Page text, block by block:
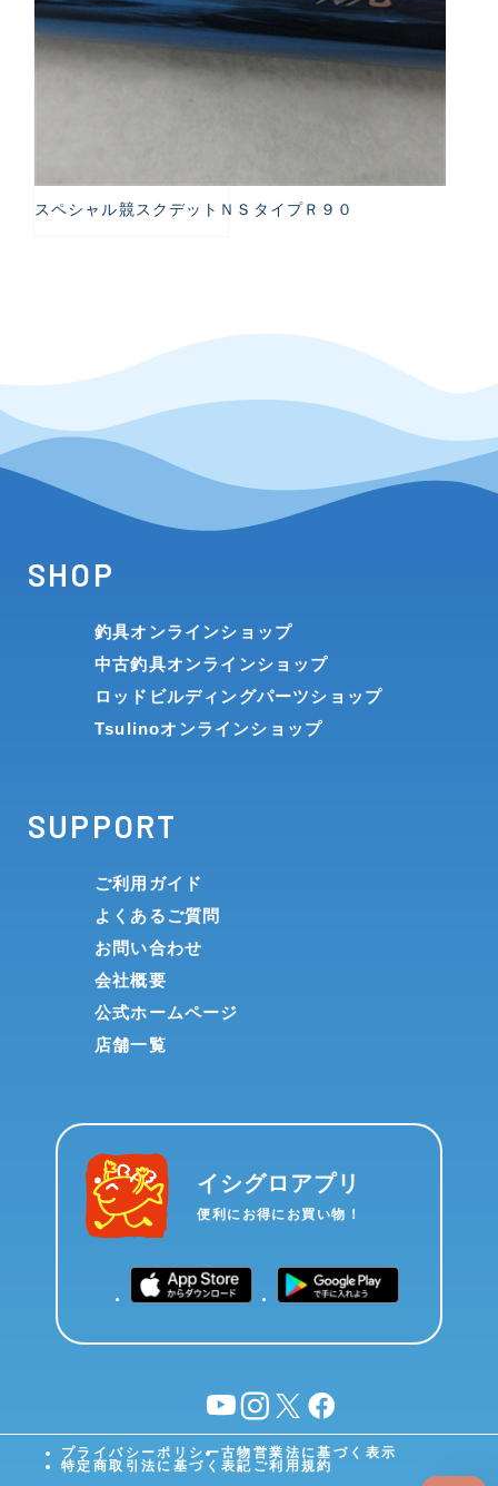
スペシャル競スクデットＮＳタイプＲ９０
SHOP
釣具オンラインショップ
中古釣具オンラインショップ
ロッドビルディングパーツショップ
Tsulinoオンラインショップ
SUPPORT
ご利用ガイド
よくあるご質問
お問い合わせ
会社概要
公式ホームページ
店舗一覧
イシグロアプリ
便利にお得にお買い物！
YouTubeinstagram
X facebook
プライバシーポリシー古物営業法に基づく表示
特定商取引法に基づく表記 ご利用規約